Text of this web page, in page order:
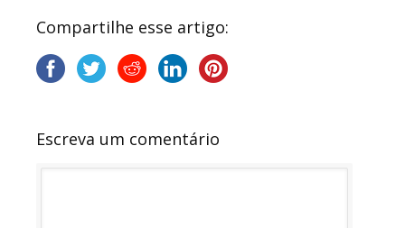
Compartilhe esse artigo:
Escreva um comentário